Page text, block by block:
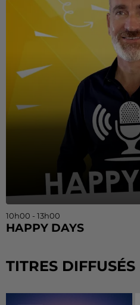
10h00 - 13h00
HAPPY DAYS
TITRES DIFFUSÉS